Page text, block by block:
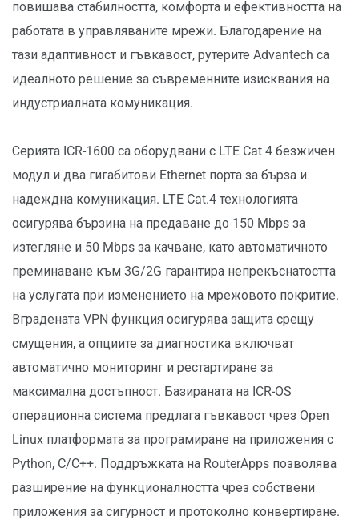
повишава стабилността, комфорта и ефективността на
работата в управляваните мрежи. Благодарение на
тази адаптивност и гъвкавост, рутерите Advantech са
идеалното решение за съвременните изисквания на
индустриалната комуникация.
Серията ICR-1600 са оборудвани с LTE Cat 4 безжичен
модул и два гигабитови Ethernet порта за бърза и
надеждна комуникация. LTE Cat.4 технологията
осигурява бързина на предаване до 150 Mbps за
изтегляне и 50 Mbps за качване, като автоматичното
преминаване към 3G/2G гарантира непрекъснатостта
на услугата при изменението на мрежовото покритие.
Вградената VPN функция осигурява защита срещу
смущения, а опциите за диагностика включват
автоматично мониторинг и рестартиране за
максимална достъпност. Базираната на ICR-OS
операционна система предлага гъвкавост чрез Open
Linux платформата за програмиране на приложения с
Python, C/C++. Поддръжката на RouterApps позволява
разширение на функционалността чрез собствени
приложения за сигурност и протоколно конвертиране.